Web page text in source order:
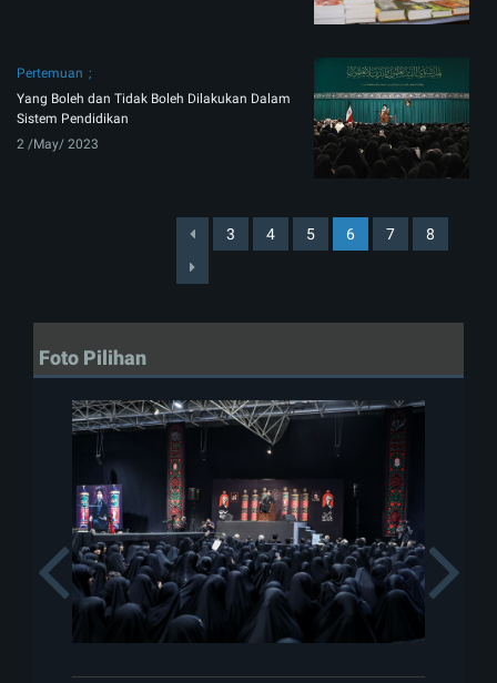
Pertemuan
Yang Boleh dan Tidak Boleh Dilakukan Dalam
Sistem Pendidikan
2 /May/ 2023
3 4 5 6 7 8
Foto Pilihan
Previous